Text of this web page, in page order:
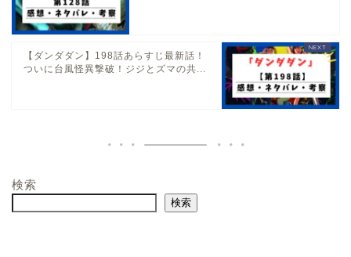
【ダンダダン】198話あらすじ最新話！
ついに台風怪異撃破！ジジとズマの共...
検索
検索